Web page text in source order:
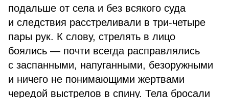
подальше от села и без всякого суда
и следствия расстреливали в три-четыре
пары рук. К слову, стрелять в лицо
боялись — почти всегда расправлялись
с заспанными, напуганными, безоружными
и ничего не понимающими жертвами
чередой выстрелов в спину. Тела бросали